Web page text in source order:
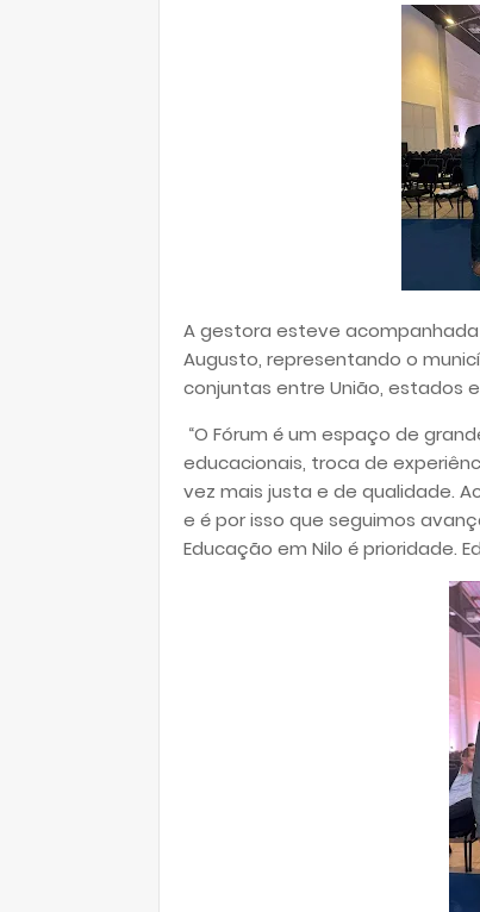
A gestora esteve
Augusto, representando o
conjuntas entre União, estados
“O Fórum é um espaço de
educacionais, troca de
vez mais justa e de qualidade.
e é por isso que seguimos
Educação em Nilo é prioridade.